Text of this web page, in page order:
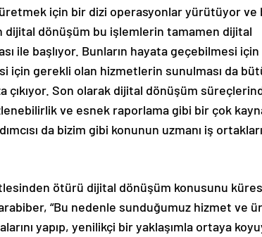
için bir dizi operasyonlar yürütüyor ve
dijital dönüşüm bu işlemlerin tamamen dijital
ile başlıyor. Bunların hayata geçebilmesi için
için gerekli olan hizmetlerin sunulması da
çıkıyor. Son olarak dijital dönüşüm
ve esnek raporlama gibi bir çok
da bizim gibi konunun uzmanı iş
ötürü dijital dönüşüm konusunu
“Bu nedenle sunduğumuz hizmet ve
yapıp, yenilikçi bir yaklaşımla ortaya